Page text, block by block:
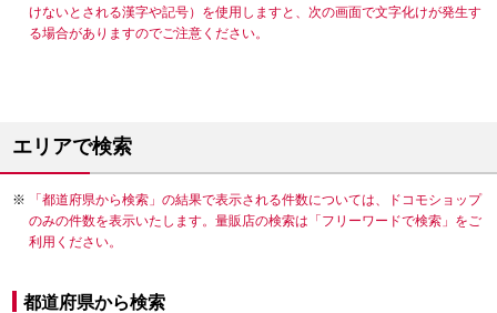
けないとされる漢字や記号）を使用しますと、次の画面で文字化けが発生す
る場合がありますのでご注意ください。
エリアで検索
「都道府県から検索」の結果で表示される件数については、ドコモショップ
のみの件数を表示いたします。量販店の検索は「フリーワードで検索」をご
利用ください。
都道府県から検索